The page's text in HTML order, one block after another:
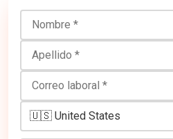
Nombre
Apellido
Correo laboral
Número de teléfono